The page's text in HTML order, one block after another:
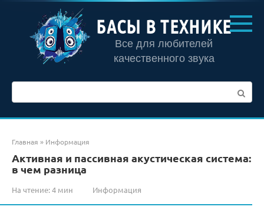
контенту
БАСЫ В ТЕХНИКЕ
Все для любителей
качественного звука
Главная » Информация
Активная и пассивная акустическая система:
в чем разница
На чтение:4 мин Информация